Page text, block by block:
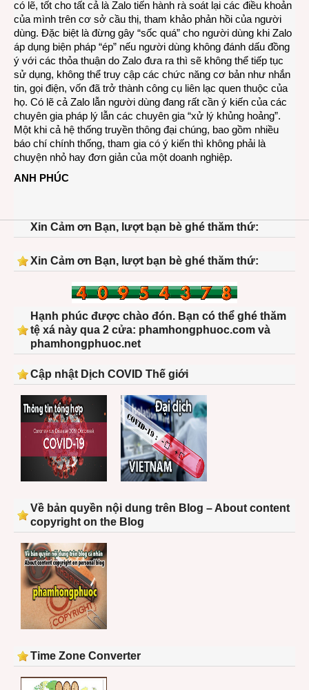
có lẽ, tốt cho tất cả là Zalo tiến hành rà soát lại các điều khoản
của mình trên cơ sở cầu thị, tham khảo phản hồi của người
dùng. Đặc biệt là đừng gây “sốc quá” cho người dùng khi Zalo
áp dụng biện pháp “ép” nếu người dùng không đánh dấu đồng
ý với các thỏa thuận do Zalo đưa ra thì sẽ không thể tiếp tục
sử dụng, không thể truy cập các chức năng cơ bản như nhắn
tin, gọi điện, vốn đã trở thành công cụ liên lạc quen thuộc của
họ. Có lẽ cả Zalo lẫn người dùng đang rất cần ý kiến của các
chuyên gia pháp lý lẫn các chuyên gia “xử lý khủng hoảng”.
Một khi cả hệ thống truyền thông đại chúng, bao gồm nhiều
báo chí chính thống, tham gia có ý kiến thì không phải là
chuyện nhỏ hay đơn giản của một doanh nghiệp.
ANH PHÚC
Xin Cảm ơn Bạn, lượt bạn bè ghé thăm thứ:
Xin Cảm ơn Bạn, lượt bạn bè ghé thăm thứ:
Hạnh phúc được chào đón. Bạn có thể ghé thăm
tệ xá này qua 2 cửa: phamhongphuoc.com và
phamhongphuoc.net
Cập nhật Dịch COVID Thế giới
Về bản quyền nội dung trên Blog – About content
copyright on the Blog
Time Zone Converter